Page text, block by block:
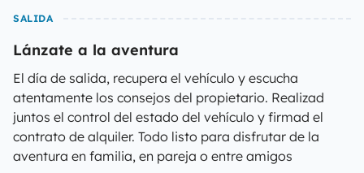
SALIDA
Lánzate a la aventura
El día de salida, recupera el vehículo y escucha
atentamente los consejos del propietario. Realizad
juntos el control del estado del vehículo y firmad el
contrato de alquiler. Todo listo para disfrutar de la
aventura en familia, en pareja o entre amigos